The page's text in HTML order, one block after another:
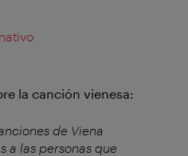
la canción vienesa:
de Viena
a las personas que